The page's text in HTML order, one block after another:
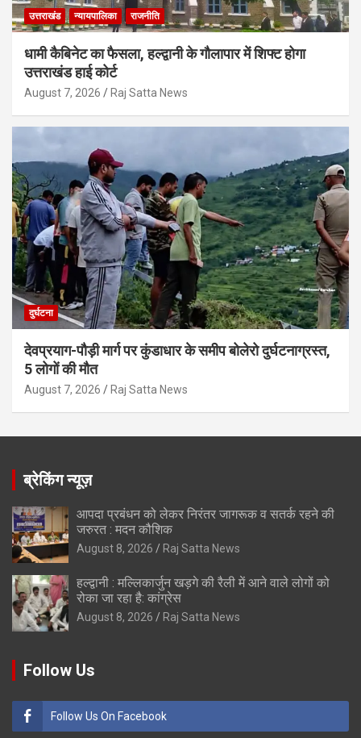
उत्तराखंड न्यायपालिका राजनीति
धामी कैबिनेट का फैसला, हल्द्वानी के गौलापार में शिफ्ट होगा
उत्तराखंड हाई कोर्ट
August 7, 2026 Raj Satta News
दुर्घटना
देवप्रयाग-पौड़ी मार्ग पर कुंडाधार के समीप बोलेरो दुर्घटनाग्रस्त,
5 लोगों की मौत
August 7, 2026 Raj Satta News
ब्रेकिंग न्यूज़
आपदा प्रबंधन को लेकर निरंतर जागरूक व सतर्क रहने की
जरुरत : मदन कौशिक
August 8, 2026 Raj Satta News
हल्द्वानी : मल्लिकार्जुन खड़गे की रैली में आने वाले लोगों को
रोका जा रहा है: कांग्रेस
August 8, 2026 Raj Satta News
Follow Us
Follow Us On Facebook